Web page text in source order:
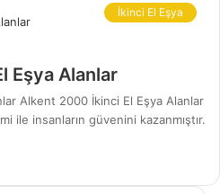
İkinci El Eşya
Eşya Alanlar
Alkent 2000 İkinci El Eşya Alanlar
ile insanların güvenini kazanmıştır.